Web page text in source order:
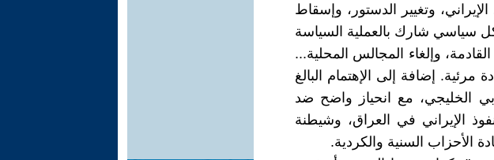
وتغيير الدستور، وإسقاط
كل سياسي شارك بالعملية السياسة
القادمة، وإلغاء المجالس المحلية...
مرئية. إضافة إلى الإهتمام البالغ
الخليجي، مع انحياز واضح ضد
الإيراني في العراق، وشيطنة
السنية والكردية.